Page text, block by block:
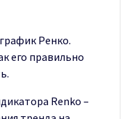
Ренко.
его правильно
Renko –